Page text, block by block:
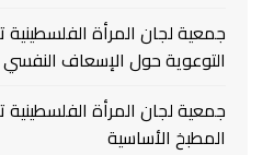
جمعية لجان المرأة
التوعوية حول الإسعاف النفسي
المطبخ الأساسية